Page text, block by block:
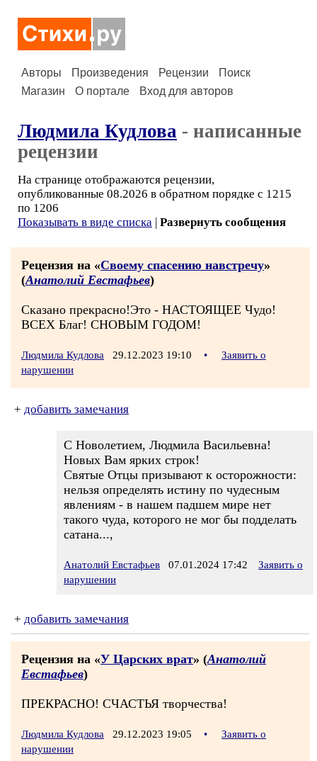
Авторы Произведения Рецензии
Поиск
Магазин
О портале Вход для авторов
Людмила Кудлова - написанные
рецензии
На странице отображаются рецензии,
опубликованные 08.2026 в обратном порядке с 1215
по 1206
Показывать в виде списка | Развернуть сообщения
Рецензия на «Своему спасению навстречу»
(Анатолий Евстафьев)
Сказано прекрасно!Это - НАСТОЯЩЕЕ Чудо!
ВСЕХ Благ! СНОВЫМ ГОДОМ!
Людмила Кудлова 29.12.2023 19:10 •
Заявить о
нарушении
+ добавить замечания
С Новолетием, Людмила Васильевна!
Новых Вам ярких строк!
Святые Отцы призывают к осторожности:
нельзя определять истину по чудесным
явлениям - в нашем падшем мире нет
такого чуда, которого не мог бы подделать
сатана...,
Анатолий Евстафьев 07.01.2024 17:42
Заявить о
нарушении
+ добавить замечания
Рецензия на «У Царских врат» (Анатолий
Евстафьев)
ПРЕКРАСНО! СЧАСТЬЯ творчества!
Людмила Кудлова 29.12.2023 19:05 •
Заявить о
нарушении